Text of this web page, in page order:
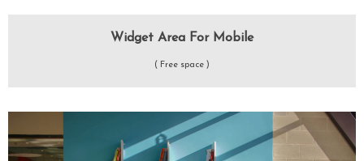
Widget Area For Mobile
( Free space )